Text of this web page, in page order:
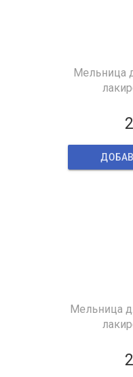
Мельница
Мельница